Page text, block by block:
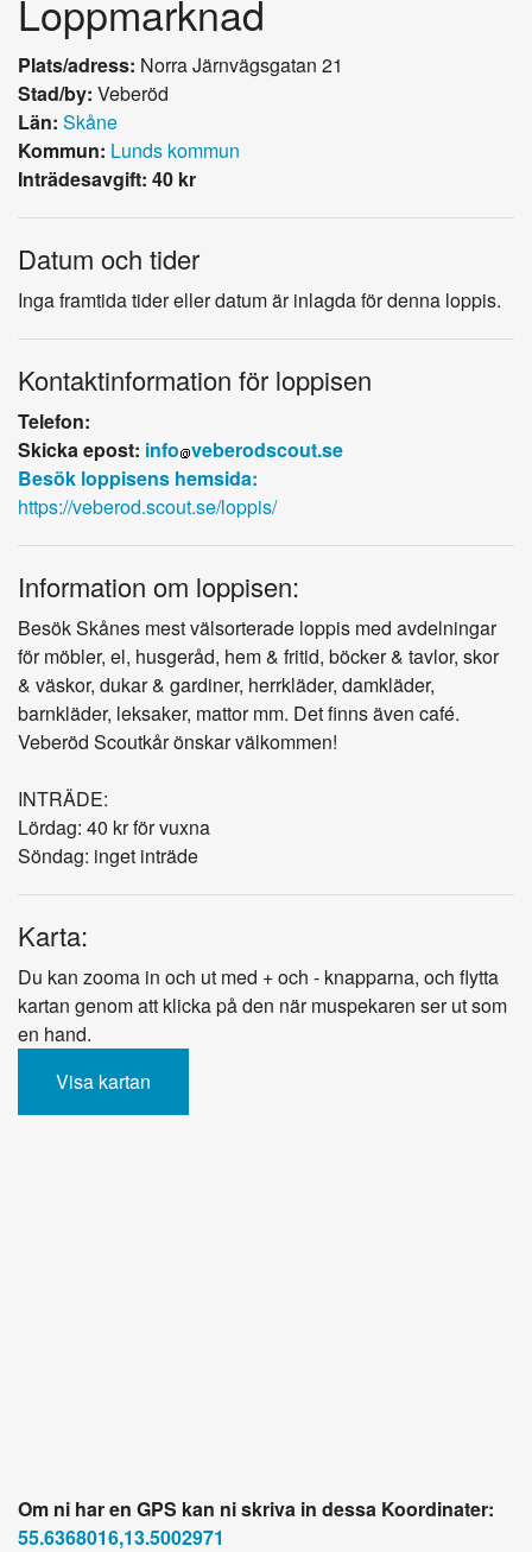
Loppmarknad
Plats/adress: Norra Järnvägsgatan 21
Stad/by: Veberöd
Län: Skåne
Kommun: Lunds kommun
Inträdesavgift: 40 kr
Datum och tider
Inga framtida tider eller datum är inlagda för denna loppis.
Kontaktinformation för loppisen
Telefon:
Skicka epost: info veberodscout.se
Besök loppisens hemsida:
https://veberod.scout.se/loppis/
Information om loppisen:
Besök Skånes mest välsorterade loppis med avdelningar
för möbler, el, husgeråd, hem & fritid, böcker & tavlor, skor
& väskor, dukar & gardiner, herrkläder, damkläder,
barnkläder, leksaker, mattor mm. Det finns även café.
Veberöd Scoutkår önskar välkommen!
INTRÄDE:
Lördag: 40 kr för vuxna
Söndag: inget inträde
Karta:
Du kan zooma in och ut med + och - knapparna, och flytta
kartan genom att klicka på den när muspekaren ser ut som
en hand.
Visa kartan
Om ni har en GPS kan ni skriva in dessa Koordinater:
55.6368016,13.5002971